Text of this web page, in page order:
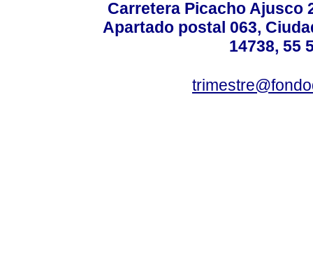
Carretera Picacho Ajusco
Apartado postal 063,
14738, 55